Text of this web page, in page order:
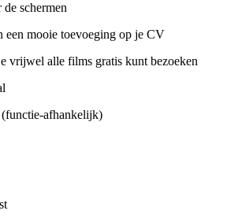
schermen
een mooie toevoeging op je CV
vrijwel alle films gratis kunt bezoeken
(functie-afhankelijk)